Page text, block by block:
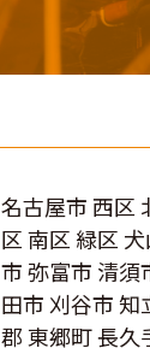
名古屋市 西区
区 南区 緑区
市 弥富市 清須
田市 刈谷市 知
郡 東郷町 長久